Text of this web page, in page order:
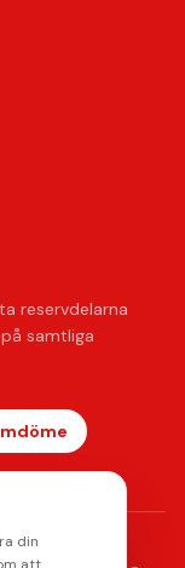
reservdelarna
samtliga
din